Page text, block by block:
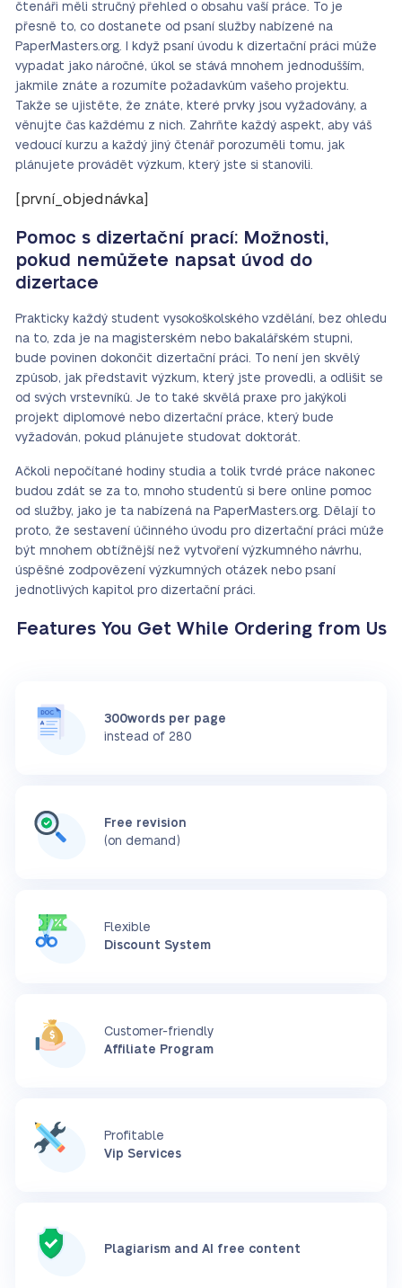
čtenáři měli stručný přehled o obsahu vaší práce. To je
přesně to, co dostanete od psaní služby nabízené na
PaperMasters.org. I když psaní úvodu k dizertační práci může
vypadat jako náročné, úkol se stává mnohem jednodušším,
jakmile znáte a rozumíte požadavkům vašeho projektu.
Takže se ujistěte, že znáte, které prvky jsou vyžadovány, a
věnujte čas každému z nich. Zahrňte každý aspekt, aby váš
vedoucí kurzu a každý jiný čtenář porozuměli tomu, jak
plánujete provádět výzkum, který jste si stanovili.
[první_objednávka]
Pomoc s dizertační prací: Možnosti,
pokud nemůžete napsat úvod do
dizertace
Prakticky každý student vysokoškolského vzdělání, bez ohledu
na to, zda je na magisterském nebo bakalářském stupni,
bude povinen dokončit dizertační práci. To není jen skvělý
způsob, jak představit výzkum, který jste provedli, a odlišit se
od svých vrstevníků. Je to také skvělá praxe pro jakýkoli
projekt diplomové nebo dizertační práce, který bude
vyžadován, pokud plánujete studovat doktorát.
Ačkoli nepočítané hodiny studia a tolik tvrdé práce nakonec
budou zdát se za to, mnoho studentů si bere online pomoc
od služby, jako je ta nabízená na PaperMasters.org. Dělají to
proto, že sestavení účinného úvodu pro dizertační práci může
být mnohem obtížnější než vytvoření výzkumného návrhu,
úspěšné zodpovězení výzkumných otázek nebo psaní
jednotlivých kapitol pro dizertační práci.
Features You Get While Ordering from Us
300words per page
instead of 280
Free revision
(on demand)
Flexible
Discount System
Customer-friendly
Affiliate Program
Profitable
Vip Services
Plagiarism and AI free content